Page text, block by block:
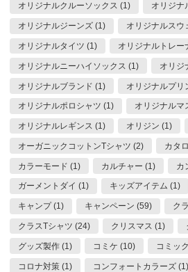
オリジナルクルーソックス (1) オリジナ
オリジナルジーンズ (1) オリジナルスウ
オリジナルタイツ (1) オリジナルトレー
オリジナルニーハイソックス (1) オリジ
オリジナルブランド (1) オリジナルプリ
オリジナルポロシャツ (1) オリジナルマ
オリジナルレギンス (1) オリジン (1)
オーガニックコットンTシャツ (2) カタ
カラーモード (1) カルチャー (1) カ
ガーメントダイ (1) キッズアイテム (1)
キャンプ (1) キャンペーン (59) ク
クラスTシャツ (24) クリスマス (1)
グッズ製作 (1) コミケ (10) コミッ
コロナ対策 (1) コンフォートカラーズ (1)